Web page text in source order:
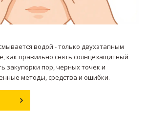
водой - только двухэтапным
как правильно снять солнцезащитный
закупорки пор, черных точек и
методы, средства и ошибки.